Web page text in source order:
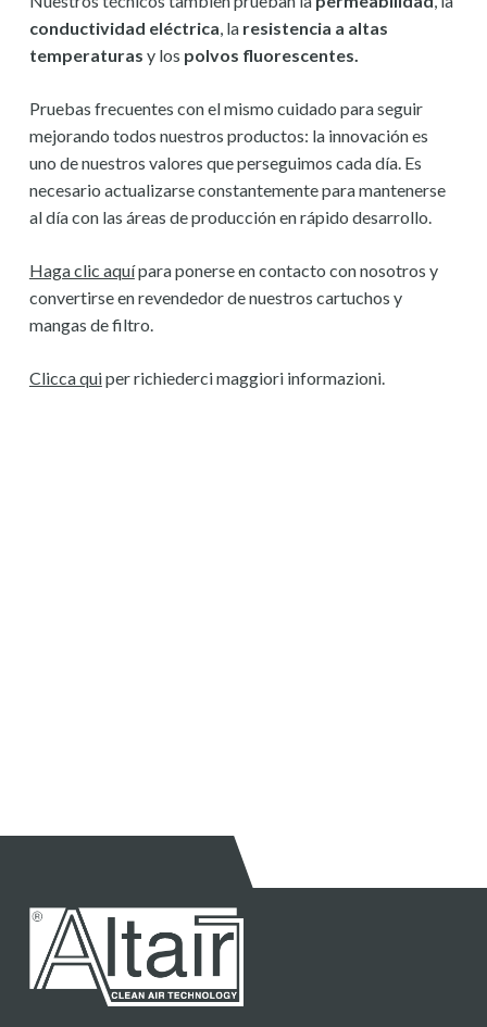
conductividad eléctrica, la resistencia a altas
temperaturas y los polvos fluorescentes.
Pruebas frecuentes con el mismo cuidado para seguir
mejorando todos nuestros productos: la innovación es
uno de nuestros valores que perseguimos cada día. Es
necesario actualizarse constantemente para mantenerse
al día con las áreas de producción en rápido desarrollo.
Haga clic aquípara ponerse en contacto con nosotros y
convertirse en revendedor de nuestros cartuchos y
mangas de filtro.
Clicca quiper richiederci maggiori informazioni.